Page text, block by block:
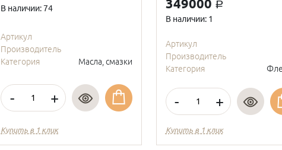
В наличии: 74
Артикул
Производитель
Категория
Масла, смазки
- +
Купить в 1 клик
349000 a
В наличии: 1
Артикул
Производитель
Категория
- +
Купить в 1 клик